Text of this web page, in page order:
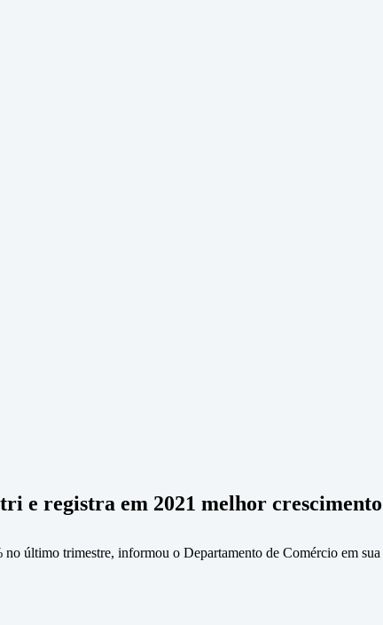
e registra em 2021 melhor crescimento
último trimestre, informou o Departamento de Comércio em